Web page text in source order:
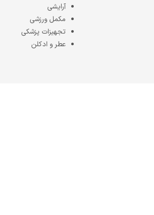
آرایشی
مکمل ورزشی
تجهیزات پزشکی
عطر و ادکلن